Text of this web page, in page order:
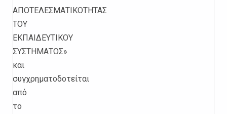
ΑΠΟΤΕΛΕΣΜΑΤΙΚΟΤΗΤΑΣ
ΤΟΥ
ΕΚΠΑΙΔΕΥΤΙΚΟΥ
ΣΥΣΤΗΜΑΤΟΣ»
και
συγχρηματοδοτείται
από
το